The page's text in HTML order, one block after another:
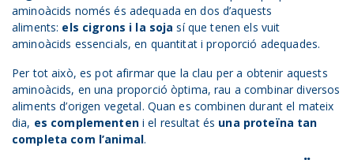
aminoàcids només és adequada en dos d’aquests
aliments: els cigrons i la soja sí que tenen els vuit
aminoàcids essencials, en quantitat i proporció adequades.
Per tot això, es pot afirmar que la clau per a obtenir aquests
aminoàcids, en una proporció òptima, rau a combinar diversos
aliments d’origen vegetal. Quan es combinen durant el mateix
dia, es complementeni el resultat és una proteïna tan
completa com l’animal.